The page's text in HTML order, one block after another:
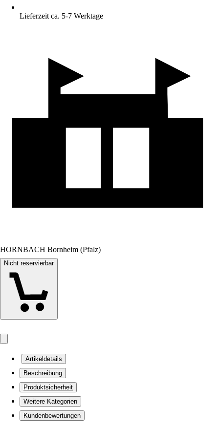
Lieferzeit ca. 5-7 Werktage
HORNBACH Bornheim (Pfalz)
Nicht reservierbar
Artikeldetails
Beschreibung
Produktsicherheit
Weitere Kategorien
Kundenbewertungen